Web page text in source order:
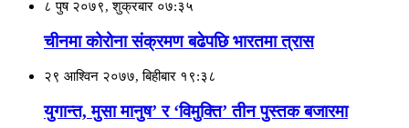
८ पुष २०७९, शुक्रबार ०७:३५
चीनमा कोरोना संक्रमण बढेपछि भारतमा त्रास
२९ आश्विन २०७७, बिहीबार १९:३८
युगान्त, मुसा मानुष’ र ‘विमुक्ति’ तीन पुस्तक बजारमा